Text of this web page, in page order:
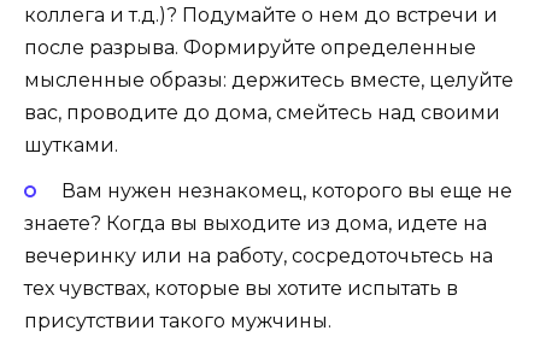
коллега и т.д.)? Подумайте о нем до встречи и
после разрыва. Формируйте определенные
мысленные образы: держитесь вместе, целуйте
вас, проводите до дома, смейтесь над своими
шутками.
Вам нужен незнакомец, которого вы еще не
знаете? Когда вы выходите из дома, идете на
вечеринку или на работу, сосредоточьтесь на
тех чувствах, которые вы хотите испытать в
присутствии такого мужчины.